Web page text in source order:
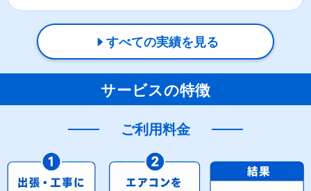
すべての実績を見る
サービスの特徴
ご利用料金